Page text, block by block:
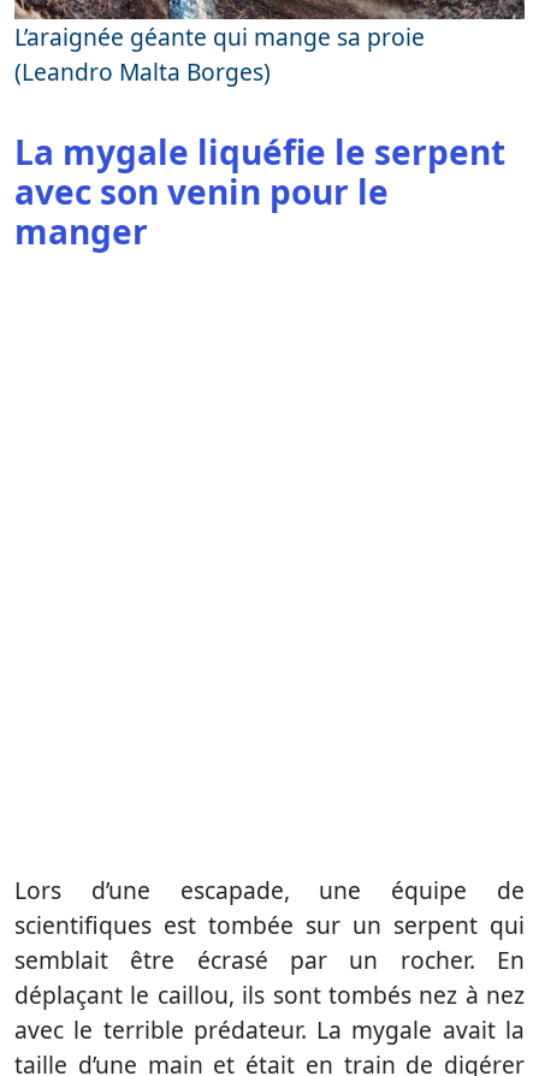
L’araignée géante qui mange sa proie
(Leandro Malta Borges)
La mygale liquéfie le serpent
avec son venin pour le
manger
Lors d’une escapade, une équipe de
scientifiques est tombée sur un serpent qui
semblait être écrasé par un rocher. En
déplaçant le caillou, ils sont tombés nez à nez
avec le terrible prédateur. La mygale avait la
taille d’une main et était en train de digérer